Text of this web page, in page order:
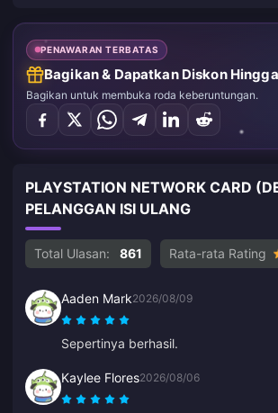
PENAWARAN TERBATAS
Bagikan & Dapatkan Diskon
Bagikan untuk membuka roda keberuntungan.
PLAYSTATION NETWORK CARD
PELANGGAN ISI ULANG
Total Ulasan: 861 Rata-rata Rating
Aaden Mark2026/08/09
Sepertinya berhasil.
Kaylee Flores2026/08/06